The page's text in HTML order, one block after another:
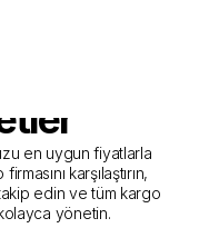
Kargo
Sunan
en uygun fiyatlarla
karşılaştırın,
edin ve tüm kargo
yönetin.